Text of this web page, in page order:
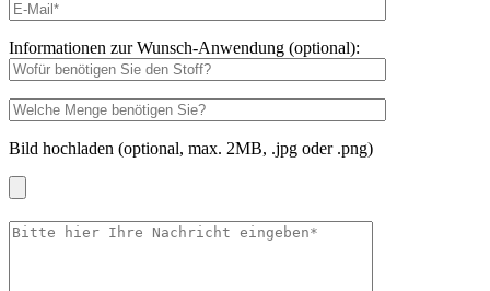
Informationen zur Wunsch-Anwendung (optional):
Bild hochladen (optional, max. 2MB, .jpg oder .png)